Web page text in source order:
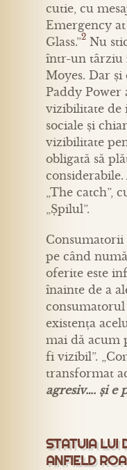
cutie, cu
Emergency
Glass.”2 Nu
într-un târziu
Moyes. Dar și
Paddy Power
vizibilitate de
sociale și
vizibilitate
obligată să
considerabile.
„The catch”,
„Șpilul”.
Consumatorii
pe când
oferite este
înainte de a
consumatorul
existența
mai dă acum
fi vizibil”.
transformat
agresiv…. și e
STATUIA LUI
ANFIELD